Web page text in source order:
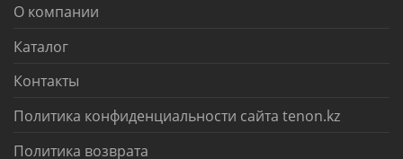
О компании
Каталог
Контакты
Политика конфиденциальности сайта tenon.kz
Политика возврата